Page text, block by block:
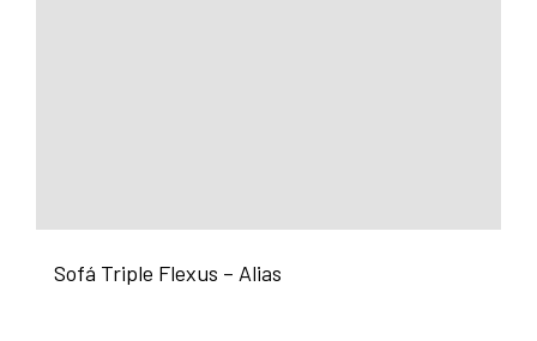
Sofá Triple Flexus – Alias